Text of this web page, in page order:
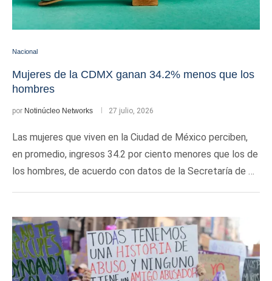
Nacional
Mujeres de la CDMX ganan 34.2% menos que los
hombres
por Notinúcleo Networks 27 julio, 2026
Las mujeres que viven en la Ciudad de México perciben,
en promedio, ingresos 34.2 por ciento menores que los de
los hombres, de acuerdo con datos de la Secretaría de …